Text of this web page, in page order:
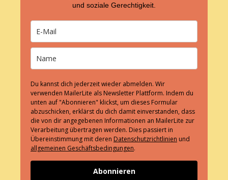
und soziale Gerechtigkeit.
Du kannst dich jederzeit wieder abmelden. Wir
verwenden MailerLite als Newsletter Plattform. Indem du
unten auf "Abonnieren" klickst, um dieses Formular
abzuschicken, erklärst du dich damit einverstanden, dass
die von dir angegebenen Informationen an MailerLite zur
Verarbeitung übertragen werden. Dies passiert in
Übereinstimmung mit deren Datenschutzrichtlinien und
allgemeinen Geschäftsbedingungen.
Abonnieren